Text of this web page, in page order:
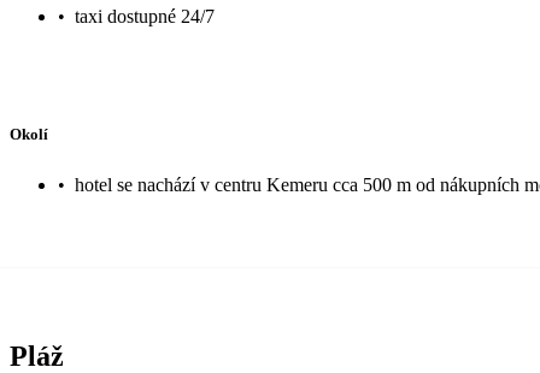
• taxi dostupné 24/7
Okolí
• hotel se nachází v centru Kemeru cca 500 m od nákupních
Pláž